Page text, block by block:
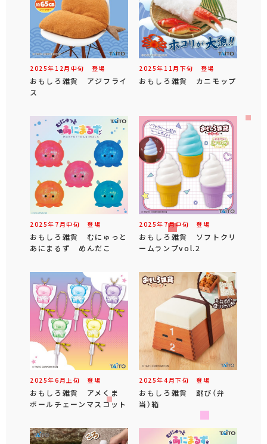
2025年 12 月 中旬 登場
おもしろ雑貨 アジフライ
ス
2025年 11 月 下旬 登場
おもしろ雑貨 カニモップ
2025年 7 月中旬 登場
おもしろ雑貨 むにゅっと
あにまるず めんだこ
2025年 7月中旬 登場
おもしろ雑貨 ソフトクリ
ームランプvol.2
2025年6 月 上旬 登場
おもしろ雑貨 アメくま
ボールチェーンマスコット
2025年4 月下旬 登場
おもしろ雑貨 跳び（弁
当）箱